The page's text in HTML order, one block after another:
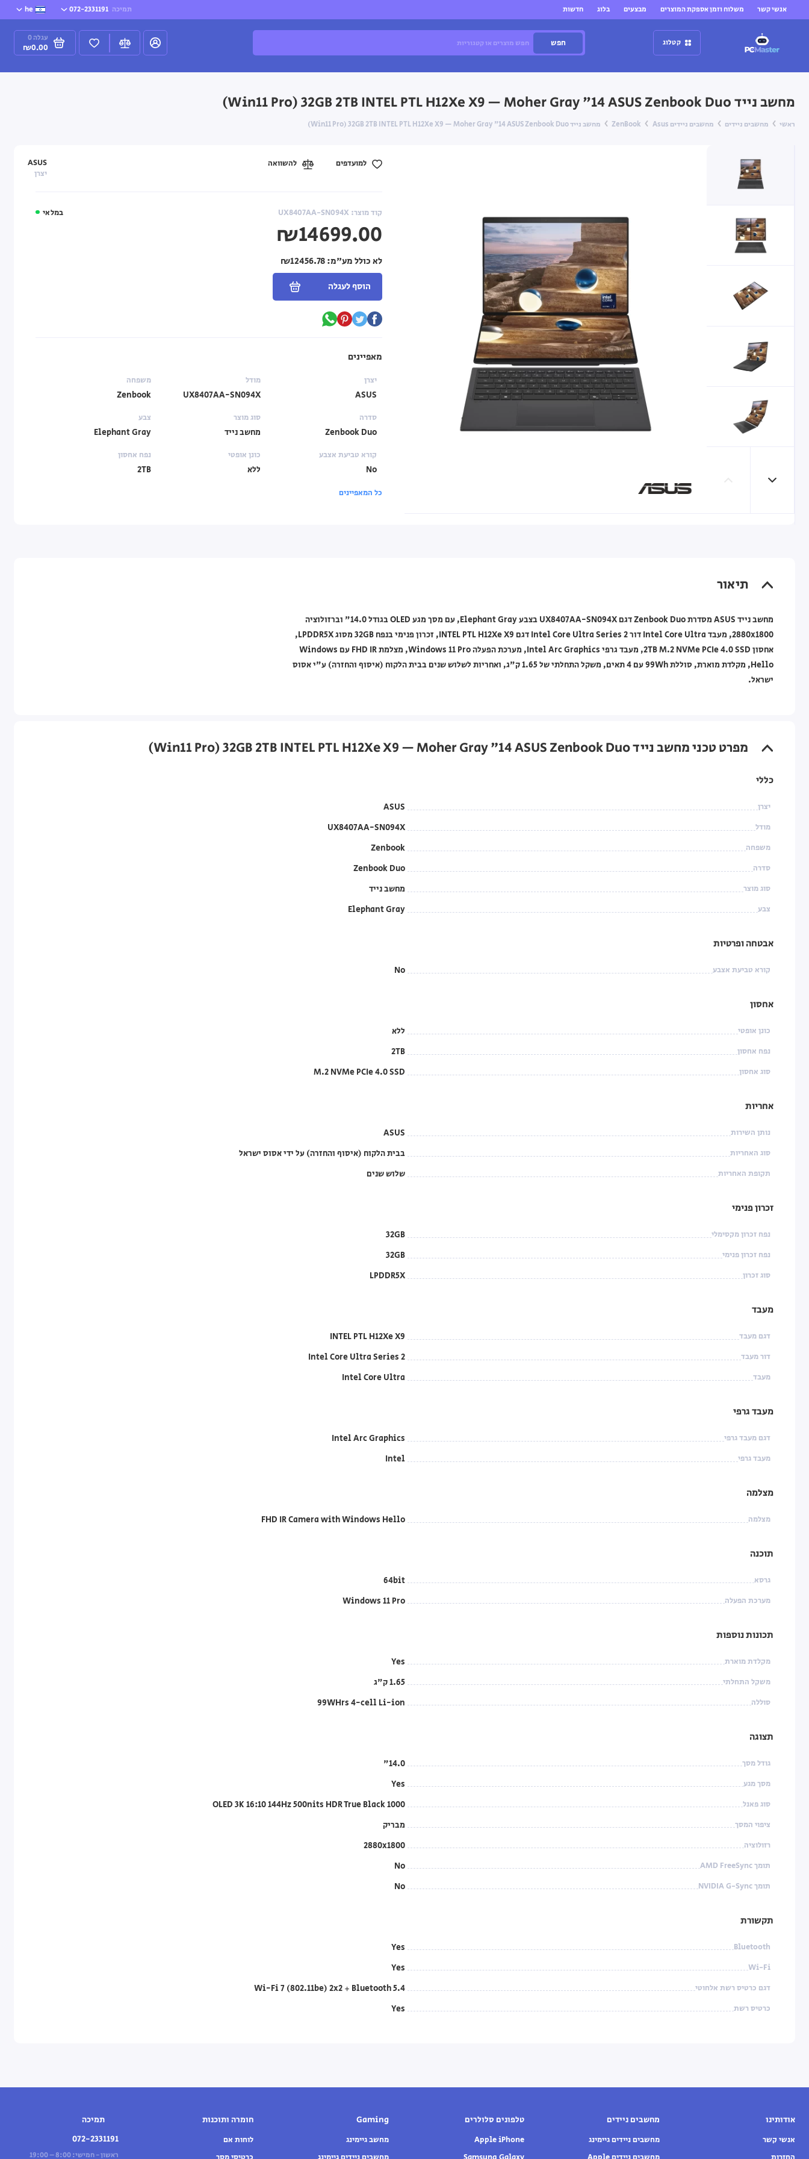
אנשי קשר משלוח וזמן אספקת המוצרים מבצעים בלוג חדשות תמיכה 072-2331191
he
קטלוג חפש עגלה 0
₪0.00
מחשב נייד ASUS Zenbook Duo ‏14"‏ 32GB 2TB INTEL PTL H12Xe X9 — Moher Gray ‏(Win11 Pro)
ראשי מחשבים ניידים מחשבים ניידים Asus ZenBook מחשב נייד ASUS Zenbook Duo ‏14"‏ 32GB 2TB INTEL PTL H12Xe X9 — Moher Gray ‏(Win11 Pro)
במלאי קוד מוצר: UX8407AA-SN094X
ASUS
יצרן
₪14699.00
לא כולל מע"מ:
הוסף לעגלה
למועדפים להשוואה
מאפיינים
יצרן
ASUS
מודל
UX8407AA-SN094X
משפחה
Zenbook
סדרה
Zenbook Duo
סוג מוצר
מחשב נייד
צבע
Elephant Gray
קורא טביעת אצבע
No
כונן אופטי
ללא
נפח אחסון
2TB
כל המאפיינים
תיאור
מחשב נייד ASUS מסדרת Zenbook Duo דגם UX8407AA-SN094X בצבע Elephant Gray, עם מסך מגע OLED בגודל 14.0" וברזולוציה
2880x1800, מעבד Intel Core Ultra דור Intel Core Ultra Series 2 דגם INTEL PTL H12Xe X9, זכרון פנימי בנפח 32GB מסוג LPDDR5X,
אחסון 2TB M.2 NVMe PCIe 4.0 SSD, מעבד גרפי Intel Arc Graphics, מערכת הפעלה Windows 11 Pro, מצלמת FHD IR עם Windows
Hello, מקלדת מוארת, סוללת ‎99Wh‎ עם 4 תאים, משקל התחלתי של 1.65 ק"ג, ואחריות לשלוש שנים בבית הלקוח (איסוף והחזרה) ע"י אסוס
ישראל.
מפרט טכני מחשב נייד ASUS Zenbook Duo ‏14"‏ 32GB 2TB INTEL PTL H12Xe X9 — Moher Gray ‏(Win11 Pro)
כללי
יצרן ASUS
מודל UX8407AA-SN094X
משפחה Zenbook
סדרה Zenbook Duo
סוג מוצר מחשב נייד
צבע Elephant Gray
אבטחה ופרטיות
קורא טביעת אצבע No
אחסון
כונן אופטי ללא
נפח אחסון 2TB
סוג אחסון M.2 NVMe PCIe 4.0 SSD
אחריות
נותן השירות ASUS
סוג האחריות בבית הלקוח (איסוף והחזרה) על ידי אסוס ישראל
תקופת האחריות שלוש שנים
זכרון פנימי
נפח זכרון מקסימלי 32GB
נפח זכרון פנימי 32GB
סוג זכרון LPDDR5X
מעבד
דגם מעבד INTEL PTL H12Xe X9
דור מעבד Intel Core Ultra Series 2
מעבד Intel Core Ultra
מעבד גרפי
דגם מעבד גרפי Intel Arc Graphics
מעבד גרפי Intel
מצלמה
מצלמה FHD IR Camera with Windows Hello
תוכנה
גרסא 64bit
מערכת הפעלה Windows 11 Pro
תכונות נוספות
מקלדת מוארת Yes
משקל התחלתי 1.65 ק"ג
סוללה 99WHrs 4-cell Li-ion
תצוגה
גודל מסך 14.0"
מסך מגע Yes
סוג פאנל OLED 3K 16:10 144Hz 500nits HDR True Black 1000
ציפוי המסך מבריק
רזולוציה 2880x1800
תומך AMD FreeSync No
תומך NVIDIA G-Sync‏ No
תקשורת
Bluetooth
Yes
Wi-Fi
Yes
דגם כרטיס רשת אלחוטי Wi-Fi 7 (802.11be) 2x2 + Bluetooth 5.4
כרטיס רשת Yes
אודותינו
אנשי קשר
מחשבים ניידים
מחשבים ניידים גיימינג
טלפונים סלולרים
Apple iPhone
Gaming
מחשב גיימינג
חומרה ותוכנות
לוחות אם
תמיכה
072-2331191
ראשון - חמישי: 8:00 – 19:00